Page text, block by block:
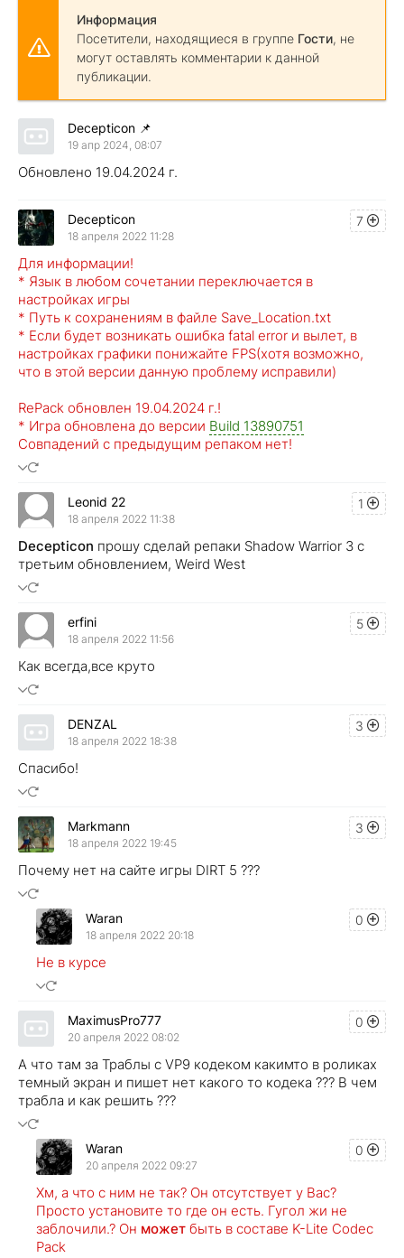
Информация
Посетители, находящиеся в группе Гости, не
могут оставлять комментарии к данной
публикации.
Decepticon 📌
19 апр 2024, 08:07
Обновлено 19.04.2024 г.
7
Decepticon
18 апреля 2022 11:28
Для информации!
* Язык в любом сочетании переключается в
настройках игры
* Путь к сохранениям в файле Save_Location.txt
* Если будет возникать ошибка fatal error и вылет, в
настройках графики понижайте FPS(хотя возможно,
что в этой версии данную проблему исправили)
RePack обновлен 19.04.2024 г.!
* Игра обновлена до версии Build 13890751
Совпадений с предыдущим репаком нет!
1
Leonid 22
18 апреля 2022 11:38
Decepticon прошу сделай репаки Shadow Warrior 3 c
третьим обновлением, Weird West
5
erfini
18 апреля 2022 11:56
Как всегда,все круто
3
DENZAL
18 апреля 2022 18:38
Спасибо!
3
Markmann
18 апреля 2022 19:45
Почему нет на сайте игры DIRT 5 ???
0
Waran
18 апреля 2022 20:18
Не в курсе
0
MaximusPro777
20 апреля 2022 08:02
А что там за Траблы с VP9 кодеком какимто в роликах
темный экран и пишет нет какого то кодека ??? В чем
трабла и как решить ???
0
Waran
20 апреля 2022 09:27
Хм, а что с ним не так? Он отсутствует у Вас?
Просто установите то где он есть. Гугол жи не
заблочили.? Он может быть в составе K-Lite Codec
Pack